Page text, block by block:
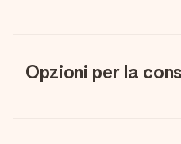
Opzioni per la